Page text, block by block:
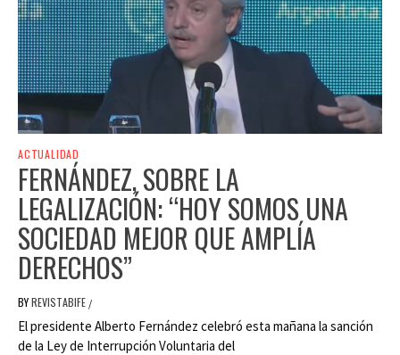
ACTUALIDAD
FERNÁNDEZ, SOBRE LA
LEGALIZACIÓN: “HOY SOMOS UNA
SOCIEDAD MEJOR QUE AMPLÍA
DERECHOS”
BYREVISTABIFE /
El presidente Alberto Fernández celebró esta mañana la sanción
de la Ley de Interrupción Voluntaria del